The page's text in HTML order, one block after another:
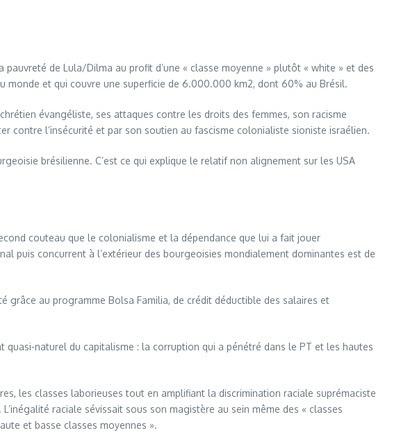
de Lula/Dilma au profit d’une « classe moyenne » plutôt « white » et des
et qui couvre une superficie de 6.000.000 km2, dont 60% au Brésil.
évangéliste, ses attaques contre les droits des femmes, son racisme
contre l’insécurité et par son soutien au fascisme colonialiste sioniste israélien.
brésilienne. C’est ce qui explique le relatif non alignement sur les USA
couteau que le colonialisme et la dépendance que lui a fait jouer
puis concurrent à l’extérieur des bourgeoisies mondialement dominantes est de
au programme Bolsa Familia, de crédit déductible des salaires et
naturel du capitalisme : la corruption qui a pénétré dans le PT et les hautes
les classes laborieuses tout en amplifiant la discrimination raciale suprémaciste
raciale sévissait sous son magistère au sein même des « classes
et basse classes moyennes ».